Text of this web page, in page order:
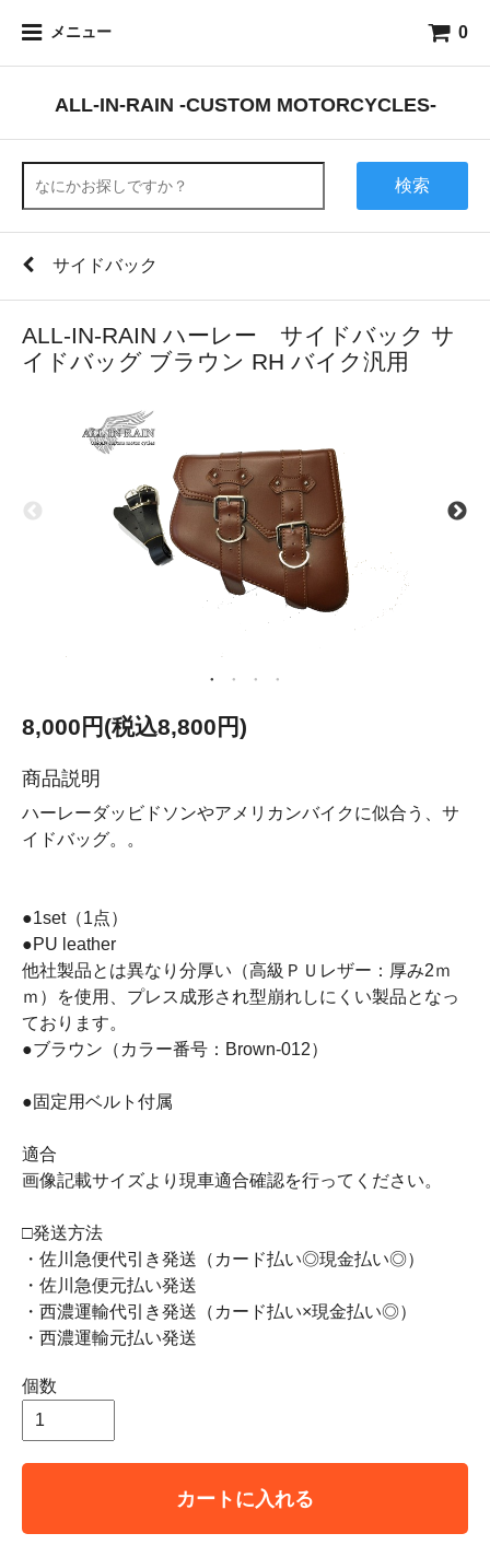
メニュー 0
ALL-IN-RAIN -CUSTOM MOTORCYCLES-
検索
サイドバック
ALL-IN-RAIN ハーレー サイドバック サ
イドバッグ ブラウン RH バイク汎用
8,000円(税込8,800円)
商品説明
ハーレーダッビドソンやアメリカンバイクに似合う、サ
イドバッグ。。
●1set（1点）
●PU leather
他社製品とは異なり分厚い（高級ＰＵレザー：厚み2ｍ
ｍ）を使用、プレス成形され型崩れしにくい製品となっ
ております。
●ブラウン（カラー番号：Brown-012）
●固定用ベルト付属
適合
画像記載サイズより現車適合確認を行ってください。
□発送方法
・佐川急便代引き発送（カード払い◎現金払い◎）
・佐川急便元払い発送
・西濃運輸代引き発送（カード払い×現金払い◎）
・西濃運輸元払い発送
個数
カートに入れる